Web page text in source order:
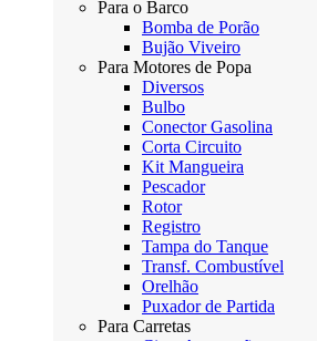
Para o Barco
Bomba de Porão
Bujão Viveiro
Para Motores de Popa
Diversos
Bulbo
Conector Gasolina
Corta Circuito
Kit Mangueira
Pescador
Rotor
Registro
Tampa do Tanque
Transf. Combustível
Orelhão
Puxador de Partida
Para Carretas